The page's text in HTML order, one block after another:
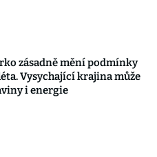
zásadně mění podmínky
Vysychající krajina může
i energie